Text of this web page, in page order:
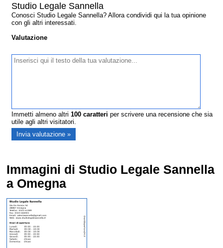
Studio Legale Sannella
Conosci Studio Legale Sannella? Allora condividi qui la tua opinione
con gli altri interessati.
Valutazione
Immetti almeno altri100 caratteri per scrivere una recensione che sia
utile agli altri visitatori.
Immagini di Studio Legale Sannella
a Omegna